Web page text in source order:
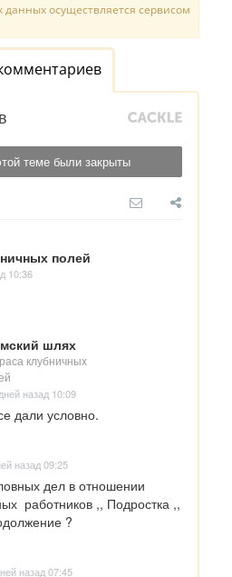
данных осуществляется сервисом
теме были закрыты
полей
10:36
шлях
клубничных
назад 10:09
дали условно.
назад 09:25
дел в отношении
работников ,, Подростка ,,
?
назад 07:45